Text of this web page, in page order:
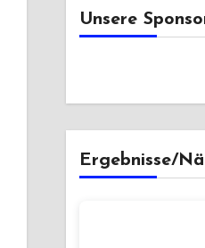
Unsere
Ergebnisse/